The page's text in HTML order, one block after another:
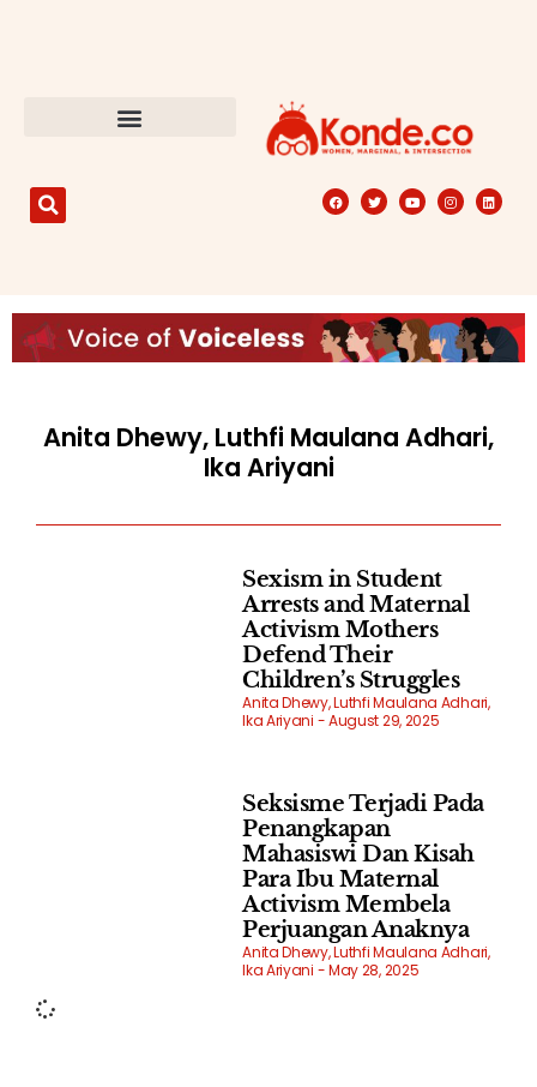
Anita Dhewy, Luthfi Maulana Adhari,
Ika Ariyani
Sexism in Student
Arrests and Maternal
Activism Mothers
Defend Their
Children’s Struggles
Anita Dhewy, Luthfi Maulana Adhari,
Ika Ariyani
August 29, 2025
Seksisme Terjadi Pada
Penangkapan
Mahasiswi Dan Kisah
Para Ibu Maternal
Activism Membela
Perjuangan Anaknya
Anita Dhewy, Luthfi Maulana Adhari,
Ika Ariyani
May 28, 2025